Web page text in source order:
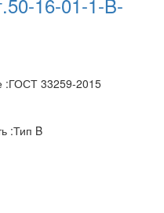
:ГОСТ 33259-2015
:Тип B